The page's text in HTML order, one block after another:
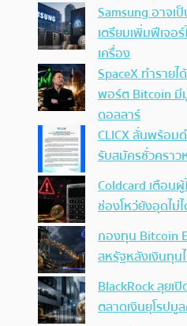
Samsung อาจเ
เตรียมเพิ่มฟีเจอ
เครื่อง
SpaceX ทำราย
พอร์ต Bitcoin มี
ดอลลาร์
CLICX ลั่นพร้อ
รับสมัครชั่วครา
Coldcard เตือน
ช่องโหว่ยังอุดไม่
กองทุน Bitcoin
สหรัฐหลังเงินทุน
BlackRock ลุยเ
ตลาดเงินยุโรปมู